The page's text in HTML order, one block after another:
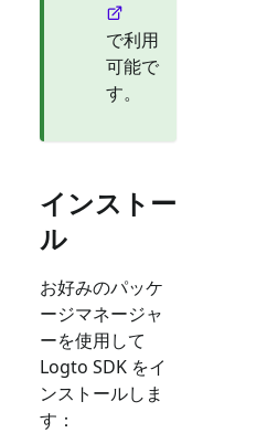
で利用
可能で
す。
インストー
ル
お好みのパッケ
ージマネージャ
ーを使用して
Logto SDK をイ
ンストールしま
す：